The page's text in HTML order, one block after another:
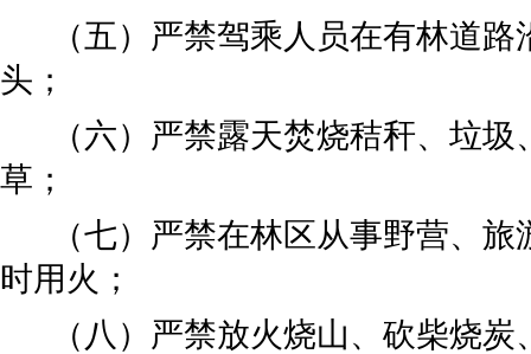
（五） 严禁驾乘人员在有林道路
头；
（六） 严禁露天焚烧秸秆、垃圾
草；
（七） 严禁在林区从事野营、旅
时用火；
（八） 严禁放火烧山、砍柴烧炭